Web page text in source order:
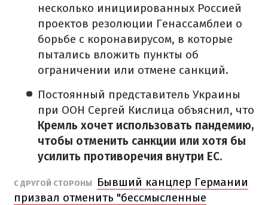
несколько инициированных Россией
проектов резолюции Генассамблеи о
борьбе с коронавирусом, в которые
пытались вложить пункты об
ограничении или отмене санкций.
Постоянный представитель Украины
при ООН Сергей Кислица объяснил, что
Кремль хочет использовать пандемию,
чтобы отменить санкции или хотя бы
усилить противоречия внутри ЕС.
С ДРУГОЙ СТОРОНЫ
Бывший канцлер Германии
призвал отменить "бессмысленные